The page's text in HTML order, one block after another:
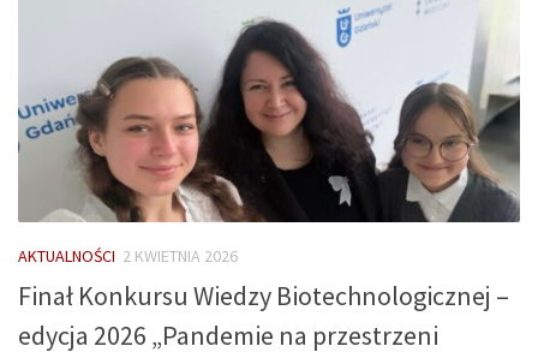
AKTUALNOŚCI 2 KWIETNIA 2026
Finał Konkursu Wiedzy Biotechnologicznej –
edycja 2026 „Pandemie na przestrzeni